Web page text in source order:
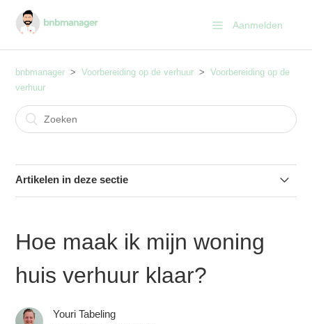
Aanmelden
bnbmanager Voorbereiding op de verhuur
Voorbereiding op de
verhuur
Artikelen in deze sectie
Hoe bescherm ik mijn persoonlijke spullen?
Ben ik verzekerd?
Moet ik mijn buren inlichten?
Hoe maak ik mijn woning
huis verhuur klaar?
Youri Tabeling